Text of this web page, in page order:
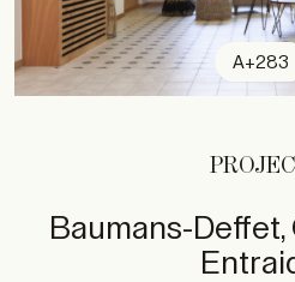
A+283
Baumans-Deffet,